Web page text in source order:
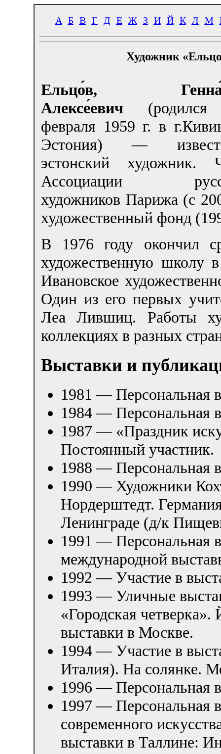
А Б В Г Д Е Ж З И Й К Л М
Художник
Ельцо́в,
Алексе́евич
февраля 1959 г. в
Эстония) —
эстонский художник.
Ассоциации
художников Парижа (с
художественный фонд
В 1976 году окончил
художественную школу
Ивановское
Один из его первых
Леа Лившиц. Работы
коллекциях в разных
Выставки и
1981 — Персональная
1984 — Персональная
1987 — «Праздник
Постоянный участник.
1988 — Персональная
1990 — Художники
Нордерштедт.
Ленинграде (д/к
1991 — Персональная
международной
1992 — Участие в
1993 — Уличные
«Городская
выставки в Москве.
1994 — Участие в
Италия). На солянке.
1996 — Персональная
1997 — Персональная
современного
выставки в Таллине: